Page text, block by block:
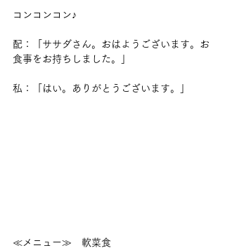
コンコンコン♪
配：「ササダさん。おはようございます。お
食事をお持ちしました。」
私：「はい。ありがとうございます。」
≪メニュー≫　軟菜食